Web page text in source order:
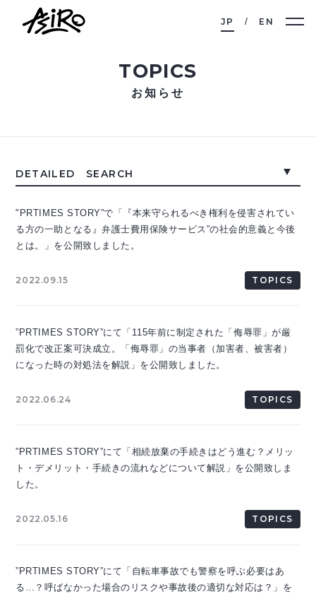
JP EN
TOPICS
お知らせ
DETAILED SEARCH
2022.09.15 TOPICS
"PRTIMES STORY”で「『本来守られるべき権利を侵害されてい
る方の一助となる』弁護士費用保険サービス”の社会的意義と今後
とは。」を公開致しました。
2022.06.24 TOPICS
”PRTIMES STORY”にて「115年前に制定された「侮辱罪」が厳
罰化で改正案可決成立。「侮辱罪」の当事者（加害者、被害者）
になった時の対処法を解説」を公開致しました。
2022.05.16 TOPICS
”PRTIMES STORY”にて「相続放棄の手続きはどう進む？メリッ
ト・デメリット・手続きの流れなどについて解説」を公開致しま
した。
”PRTIMES STORY”にて「自転車事故でも警察を呼ぶ必要はあ
る…？呼ばなかった場合のリスクや事故後の適切な対応は？」を